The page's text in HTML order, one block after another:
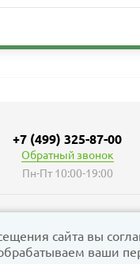
+7 (499) 325-87-00
Обратный звонок
Пн-Пт 10:00-19:00
сайта вы
ваши